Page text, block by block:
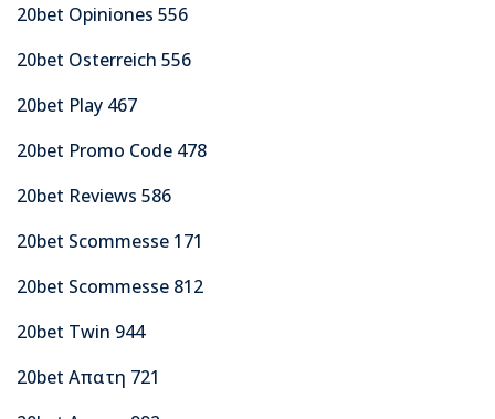
20bet Opiniones 556
20bet Osterreich 556
20bet Play 467
20bet Promo Code 478
20bet Reviews 586
20bet Scommesse 171
20bet Scommesse 812
20bet Twin 944
20bet Απατη 721